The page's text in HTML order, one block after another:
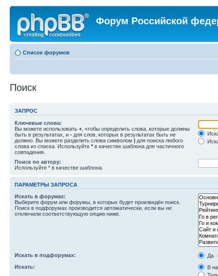
Форум Российской
Список форумов
Поиск
ЗАПРОС
Ключевые слова:
Вы можете использовать + , чтобы определить слова, которые должны
быть в результатах, и - для слов, которых в результатах быть не
должно. Вы можете разделить слова символом | для поиска любого
слова из списка. Используйте * в качестве шаблона для частичного
совпадения.
Поиск по автору:
Используйте * в качестве шаблона.
ПАРАМЕТРЫ ЗАПРОСА
Искать в форумах:
Выберите форум или форумы, в которых будет произведён поиск.
Поиск в подфорумах производится автоматически, если вы не
отключили соответствующую опцию ниже.
Искать в подфорумах:
Да
Искать:
В